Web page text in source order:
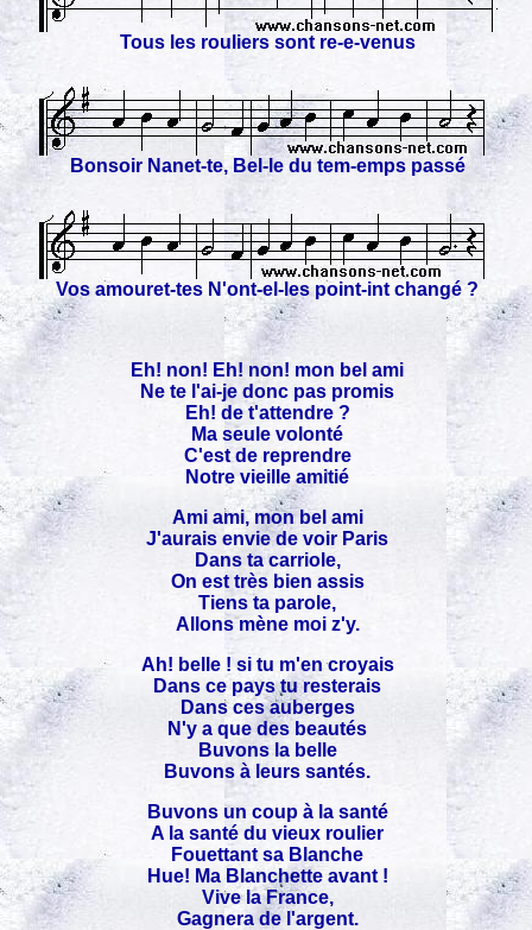
Tous les rouliers sont re-e-venus
Bonsoir Nanet-te, Bel-le du tem-emps passé
Vos amouret-tes N'ont-el-les point-int changé ?
Eh! non! Eh! non! mon bel ami
Ne te l'ai-je donc pas promis
Eh! de t'attendre ?
Ma seule volonté
C'est de reprendre
Notre vieille amitié
Ami ami, mon bel ami
J'aurais envie de voir Paris
Dans ta carriole,
On est très bien assis
Tiens ta parole,
Allons mène moi z'y.
Ah! belle ! si tu m'en croyais
Dans ce pays tu resterais
Dans ces auberges
N'y a que des beautés
Buvons la belle
Buvons à leurs santés.
Buvons un coup à la santé
A la santé du vieux roulier
Fouettant sa Blanche
Hue! Ma Blanchette avant !
Vive la France,
Gagnera de l'argent.